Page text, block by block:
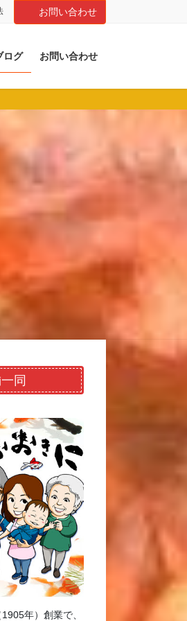
お問い合わせ
ログ お問い合わせ
同
年）創業で、